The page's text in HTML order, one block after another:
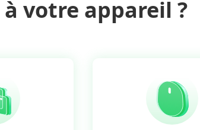
votre appareil ?